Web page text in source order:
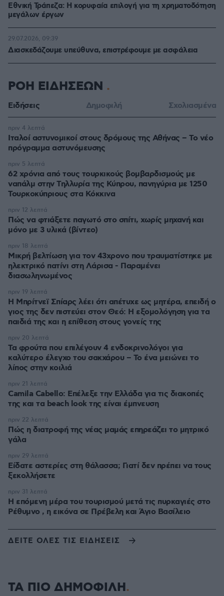
Εθνική Τράπεζα: Η κορυφαία επιλογή για τη χρηματοδότηση
μεγάλων έργων
Διασκεδάζουμε υπεύθυνα, επιστρέφουμε με ασφάλεια
29.07.2026, 09:39
ΡΟΗ ΕΙΔΗΣΕΩΝ
Ειδήσεις Δημοφιλή Σχολιασμένα
Ιταλοί αστυνομικοί στους δρόμους της Αθήνας – Το νέο
πρόγραμμα αστυνόμευσης
πριν 4 λεπτά
62 χρόνια από τους τουρκικούς βομβαρδισμούς με
ναπάλμ στην Τηλλυρία της Κύπρου, πανηγύρια με 1250
Τουρκοκύπριους στα Κόκκινα
πριν 5 λεπτά
Πώς να φτιάξετε παγωτό στο σπίτι, χωρίς μηχανή και
μόνο με 3 υλικά (βίντεο)
πριν 12 λεπτά
Μικρή βελτίωση για τον 43χρονο που τραυματίστηκε με
ηλεκτρικό πατίνι στη Λάρισα - Παραμένει
διασωληνωμένος
πριν 18 λεπτά
Η Μπρίτνεϊ Σπίαρς λέει ότι απέτυχε ως μητέρα, επειδή ο
γιος της δεν πιστεύει στον Θεό: Η εξομολόγηση για τα
παιδιά της και η επίθεση στους γονείς της
πριν 19 λεπτά
Τα φρούτα που επιλέγουν 4 ενδοκρινολόγοι για
καλύτερο έλεγχο του σακχάρου – Το ένα μειώνει το
λίπος στην κοιλιά
πριν 20 λεπτά
Camila Cabello: Επέλεξε την Ελλάδα για τις διακοπές
της και τα beach look της είναι έμπνευση
πριν 21 λεπτά
Πώς η διατροφή της νέας μαμάς επηρεάζει το μητρικό
γάλα
πριν 22 λεπτά
Είδατε αστερίες στη θάλασσα; Γιατί δεν πρέπει να τους
ξεκολλήσετε
πριν 29 λεπτά
Η επόμενη μέρα του τουρισμού μετά τις πυρκαγιές στο
Ρέθυμνο , η εικόνα σε Πρέβελη και Άγιο Βασίλειο
πριν 31 λεπτά
ΔΕΙΤΕ ΟΛΕΣ ΤΙΣ ΕΙΔΗΣΕΙΣ
ΤΑ ΠΙΟ ΔΗΜΟΦΙΛΗ